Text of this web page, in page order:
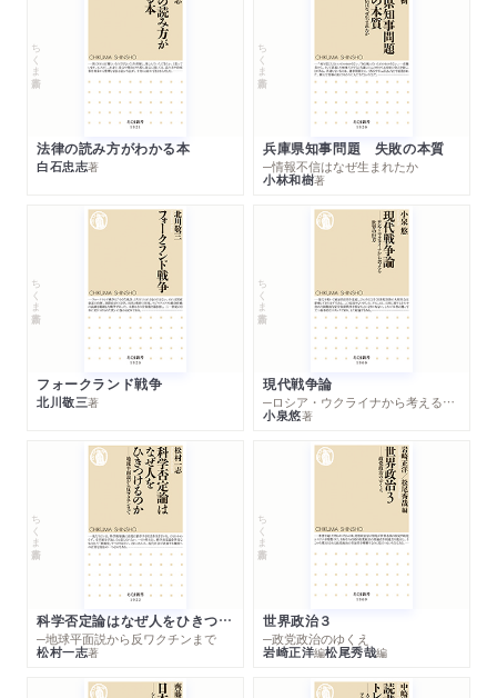
ちくま新書
法律の読み方がわかる本
白石忠志著
ちくま新書
兵庫県知事問題 失敗の本質
─情報不信はなぜ生まれたか
小林和樹著
ちくま新書
フォークランド戦争
北川敬三著
ちくま新書
現代戦争論
─ロシア・ウクライナから考える世界の行方
小泉悠著
ちくま新書
科学否定論はなぜ人をひきつけるのか
─地球平面説から反ワクチンまで
松村一志著
ちくま新書
世界政治３
─政党政治のゆくえ
岩崎正洋編松尾秀哉編